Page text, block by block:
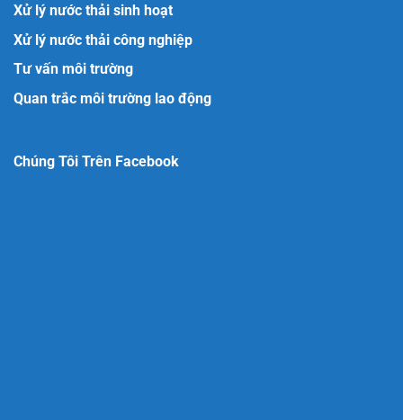
Xử lý nước thải sinh hoạt
Xử lý nước thải công nghiệp
Tư vấn môi trường
Quan trắc môi trường lao động
Chúng Tôi Trên Facebook